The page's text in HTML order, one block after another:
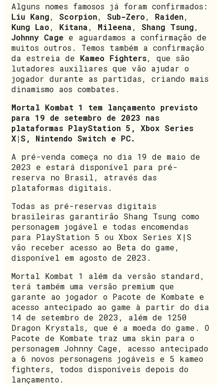
Alguns nomes famosos já foram confirmados:
Liu Kang, Scorpion, Sub-Zero, Raiden,
Kung Lao, Kitana, Mileena, Shang Tsung,
Johnny Cage e aguardamos a confirmação de
muitos outros. Temos também a confirmação
da estreia de Kameo Fighters, que são
lutadores auxiliares que vão ajudar o
jogador durante as partidas, criando mais
dinamismo aos combates.
Mortal Kombat 1 tem lançamento previsto
para 19 de setembro de 2023 nas
plataformas PlayStation 5, Xbox Series
X|S, Nintendo Switch e PC.
A pré-venda começa no dia 19 de maio de
2023 e estará disponível para pré-
reserva no Brasil, através das
plataformas digitais.
Todas as pré-reservas digitais
brasileiras garantirão Shang Tsung como
personagem jogável e todas encomendas
para PlayStation 5 ou Xbox Series X|S
vão receber acesso ao Beta do game,
disponível em agosto de 2023.
Mortal Kombat 1 além da versão standard,
terá também uma versão premium que
garante ao jogador o Pacote de Kombate e
acesso antecipado ao game à partir do dia
14 de setembro de 2023, além de 1250
Dragon Krystals, que é a moeda do game. O
Pacote de Kombate traz uma skin para o
personagem Johnny Cage, acesso antecipado
a 6 novos personagens jogáveis e 5 kameo
fighters, todos disponíveis depois do
lançamento.